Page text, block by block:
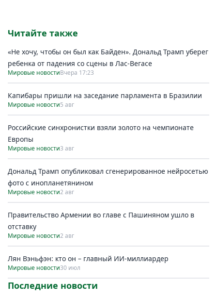
Читайте также
«Не хочу, чтобы он был как Байден». Дональд Трамп уберег
ребенка от падения со сцены в Лас-Вегасе
Мировые новостиВчера 17:23
Капибары пришли на заседание парламента в Бразилии
Мировые новости5 авг
Российские синхронистки взяли золото на чемпионате
Европы
Мировые новости3 авг
Дональд Трамп опубликовал сгенерированное нейросетью
фото с инопланетянином
Мировые новости2 авг
Правительство Армении во главе с Пашиняном ушло в
отставку
Мировые новости2 авг
Лян Вэньфэн: кто он – главный ИИ-миллиардер
Мировые новости30 июл
Последние новости